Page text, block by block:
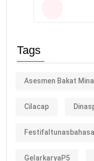
Tags
Asesmen Bakat
Cilacap
GelarkaryaP5